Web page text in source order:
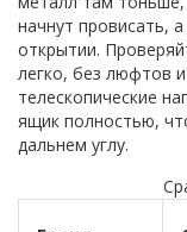
начнут провисать,
открытии.
легко, без люфтов
телескопические
ящик полностью,
дальнем углу.